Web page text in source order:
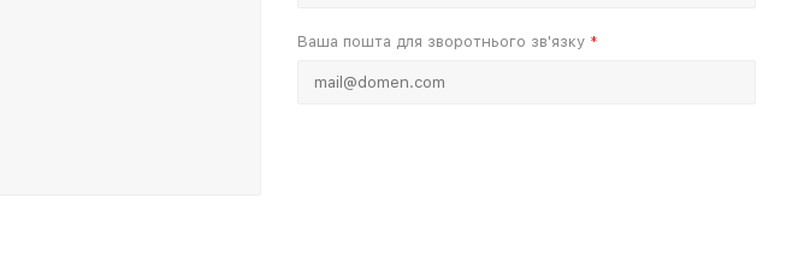
Ваша пошта для зворотнього зв'язку *